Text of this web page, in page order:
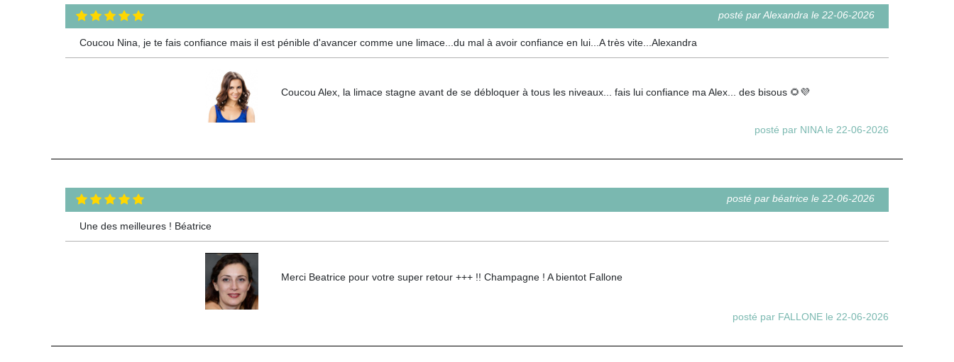
posté par Alexandra le 22-06-2026
Coucou Nina, je te fais confiance mais il est pénible d'avancer comme une limace...du mal à avoir confiance en lui...A très vite...Alexandra
Coucou Alex, la limace stagne avant de se débloquer à tous les niveaux... fais lui confiance ma Alex... des bisous 🌻💜
posté par NINA le 22-06-2026
posté par béatrice le 22-06-2026
Une des meilleures ! Béatrice
Merci Beatrice pour votre super retour +++ !! Champagne ! A bientot Fallone
posté par FALLONE le 22-06-2026